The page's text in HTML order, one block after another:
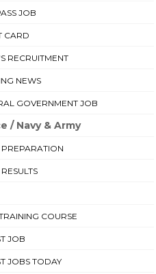
JOB
CARD
RECRUITMENT
NEWS
GOVERNMENT JOB
/ Navy & Army
COURSE
JOB
JOBS TODAY